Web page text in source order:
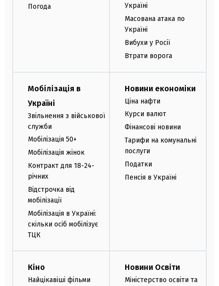
Погода
Україні
Масована атака по
Україні
Вибухи у Росії
Втрати ворога
Мобілізація в
Україні
Звільнення з військової
служби
Мобілізація 50+
Мобілізація жінок
Контракт для 18-24-
річних
Відстрочка від
мобілізації
Мобілізація в Україні:
скільки осіб мобілізує
ТЦК
Новини економіки
Ціна нафти
Курси валют
Фінансові новини
Тарифи на комунальні
послуги
Податки
Пенсія в Україні
Кіно
Найцікавіші фільми
Новини Освіти
Міністерство освіти та